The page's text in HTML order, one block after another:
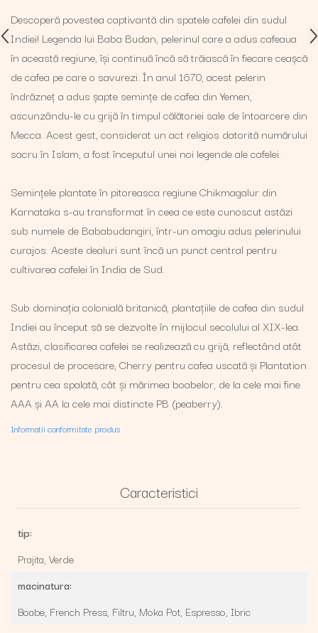
Descoperă povestea captivantă din spatele cafelei din sudul
Indiei! Legenda lui Baba Budan, pelerinul care a adus cafeaua
în această regiune, își continuă încă să trăiască în fiecare ceașcă
de cafea pe care o savurezi. În anul 1670, acest pelerin
îndrăzneț a adus șapte semințe de cafea din Yemen,
ascunzându-le cu grijă în timpul călătoriei sale de întoarcere din
Mecca. Acest gest, considerat un act religios datorită numărului
sacru în Islam, a fost începutul unei noi legende ale cafelei.
Semințele plantate în pitoreasca regiune Chikmagalur din
Karnataka s-au transformat în ceea ce este cunoscut astăzi
sub numele de Bababudangiri, într-un omagiu adus pelerinului
curajos. Aceste dealuri sunt încă un punct central pentru
cultivarea cafelei în India de Sud.
Sub dominația colonială britanică, plantațiile de cafea din sudul
Indiei au început să se dezvolte în mijlocul secolului al XIX-lea.
Astăzi, clasificarea cafelei se realizează cu grijă, reflectând atât
procesul de procesare, Cherry pentru cafea uscată și Plantation
pentru cea spalată, cât și mărimea boabelor, de la cele mai fine
AAA și AA la cele mai distincte PB (peaberry).
Informatii conformitate produs
Caracteristici
tip:
Prajita, Verde
macinatura:
Boabe, French Press, Filtru, Moka Pot, Espresso, Ibric